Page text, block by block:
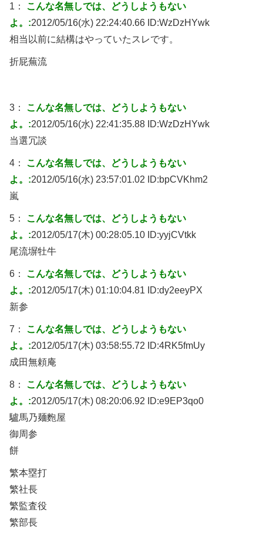
1： こんな名無しでは、どうしようもない
よ。:2012/05/16(水) 22:24:40.66 ID:WzDzHYwk
相当以前に結構はやっていたスレです。
折屁蕪流
3： こんな名無しでは、どうしようもない
よ。:2012/05/16(水) 22:41:35.88 ID:WzDzHYwk
当選冗談
4： こんな名無しでは、どうしようもない
よ。:2012/05/16(水) 23:57:01.02 ID:bpCVKhm2
嵐
5： こんな名無しでは、どうしようもない
よ。:2012/05/17(木) 00:28:05.10 ID:yyjCVtkk
尾流塀牡牛
6： こんな名無しでは、どうしようもない
よ。:2012/05/17(木) 01:10:04.81 ID:dy2eeyPX
新参
7： こんな名無しでは、どうしようもない
よ。:2012/05/17(木) 03:58:55.72 ID:4RK5fmUy
成田無頼庵
8： こんな名無しでは、どうしようもない
よ。:2012/05/17(木) 08:20:06.92 ID:e9EP3qo0
驢馬乃麺麭屋
御周参
餅
繁本塁打
繁社長
繁監査役
繁部長